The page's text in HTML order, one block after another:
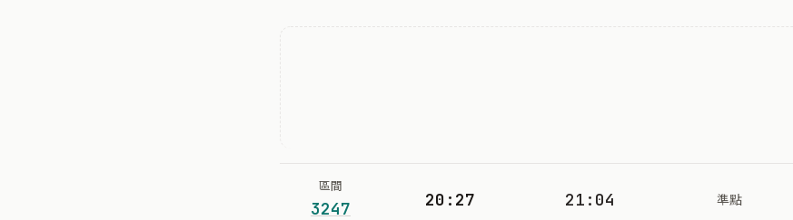
區間
3247 20:27 21:04 準點